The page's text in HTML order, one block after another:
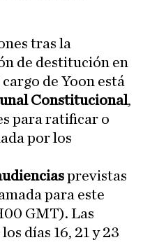
tras la
de destitución en
de Yoon está
Constitucional,
para ratificar o
por los
previstas
para este
GMT). Las
días 16, 21 y 23